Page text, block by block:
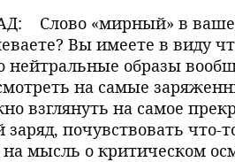
Слово «мирный» в
Вы имеете в виду
нейтральные образы
на самые
взглянуть на самое
почувствовать что-
мысль о критическом